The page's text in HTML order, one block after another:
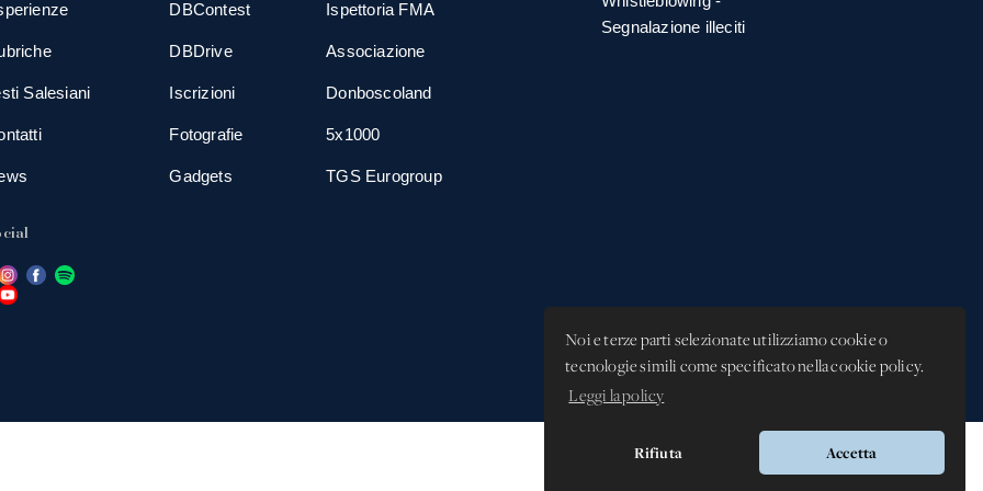
Noi e terze parti selezionate utilizziamo cookie o
tecnologie simili come specificato nella cookie policy.
Leggi la policy
Rifiuta Accetta
Salesiani
DBContest
DBDrive
Iscrizioni
Fotografie
Gadgets
Ispettoria FMA
Associazione
Donboscoland
5x1000
TGS Eurogroup
Segnalazione illeciti